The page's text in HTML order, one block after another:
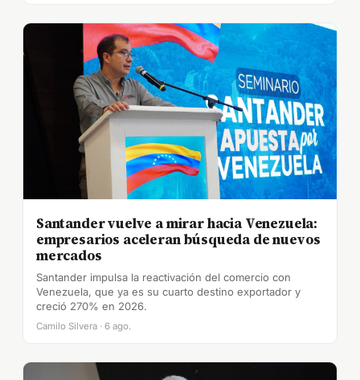
Santander vuelve a mirar hacia Venezuela:
empresarios aceleran búsqueda de nuevos
mercados
Santander impulsa la reactivación del comercio con
Venezuela, que ya es su cuarto destino exportador y
creció 270% en 2026.
Camilo Silvera · 6 ago.